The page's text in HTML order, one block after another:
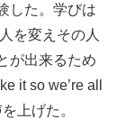
した。学びは
を変えその人
が出来るため
it so we’re all
上げた。